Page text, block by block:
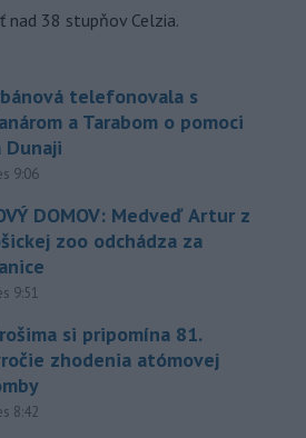
nad 38 stupňov Celzia.
telefonovala s
a Tarabom o pomoci
Dunaji
9:06
DOMOV: Medveď Artur z
zoo odchádza za
9:51
si pripomína 81.
zhodenia atómovej
8:42